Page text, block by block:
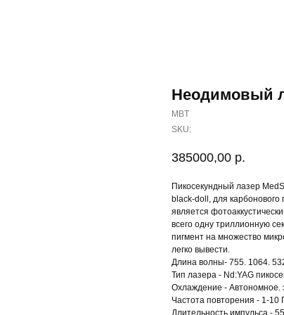
Неодимовый
MBT
SKU:
385000,00 р.
Пикосекундный лазер
black-doll, для
является
всего одну триллионную
пигмент на множество
легко вывести.
Длина волны- 755. 1064.
Тип лазера - Nd:YAG
Охлаждение - Автономное.
Частота повторения - 1-10